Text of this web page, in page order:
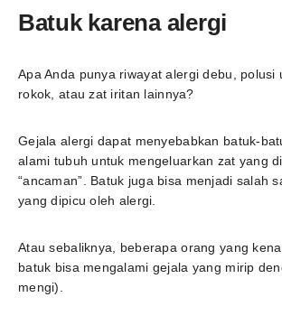
Batuk karena alergi
Apa Anda punya riwayat alergi debu, polusi
rokok, atau zat iritan lainnya?
Gejala alergi dapat menyebabkan batuk-
alami tubuh untuk mengeluarkan zat yang
“ancaman”. Batuk juga bisa menjadi salah
yang dipicu oleh alergi.
Atau sebaliknya, beberapa orang yang
batuk bisa mengalami gejala yang mirip
mengi).